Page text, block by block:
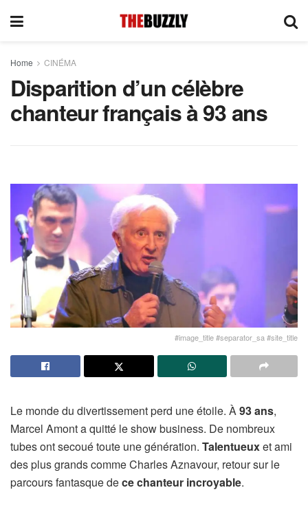
Home CINÉMA
Disparition d’un célèbre
chanteur français à 93 ans
#image_title #separator_sa #site_title
Le monde du divertissement perd une étoile. À93 ans,
Marcel Amont a quitté le show business. De nombreux
tubes ont secoué toute une génération. Talentueuxet ami
des plus grands comme Charles Aznavour, retour sur le
parcours fantasque dece chanteur incroyable.